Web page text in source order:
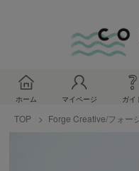
ホーム マイページ ガイ
TOP Forge Creative/フォー